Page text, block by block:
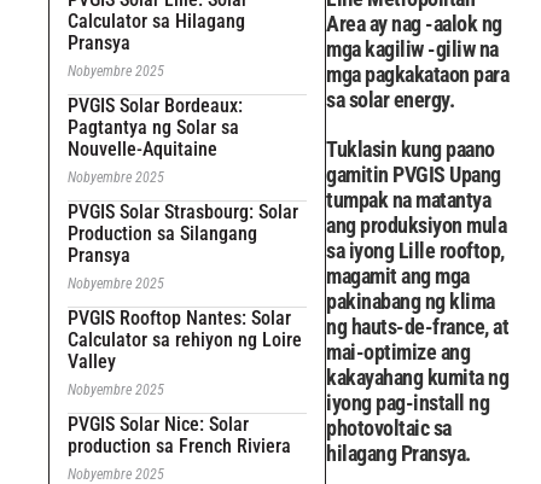
Calculator sa Hilagang
Pransya
Nobyembre 2025
PVGIS Solar Bordeaux:
Pagtantya ng Solar sa
Nouvelle-Aquitaine
Nobyembre 2025
PVGIS Solar Strasbourg: Solar
Production sa Silangang
Pransya
Nobyembre 2025
PVGIS Rooftop Nantes: Solar
Calculator sa rehiyon ng Loire
Valley
Nobyembre 2025
PVGIS Solar Nice: Solar
production sa French Riviera
Nobyembre 2025
Area ay nag -aalok ng
mga kagiliw -giliw na
mga pagkakataon para
sa solar energy.
Tuklasin kung paano
gamitin PVGIS Upang
tumpak na matantya
ang produksiyon mula
sa iyong Lille rooftop,
magamit ang mga
pakinabang ng klima
ng hauts-de-france, at
mai-optimize ang
kakayahang kumita ng
iyong pag-install ng
photovoltaic sa
hilagang Pransya.